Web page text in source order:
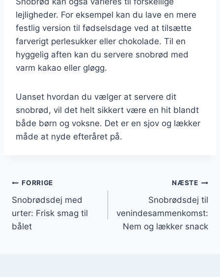
lejligheder. For eksempel kan du lave en mere
festlig version til fødselsdage ved at tilsætte
farverigt perlesukker eller chokolade. Til en
hyggelig aften kan du servere snobrød med
varm kakao eller gløgg.
Uanset hvordan du vælger at servere dit
snobrød, vil det helt sikkert være en hit blandt
både børn og voksne. Det er en sjov og lækker
måde at nyde efteråret på.
Indlægsnavigation
FORRIGE
Snobrødsdej med
urter: Frisk smag til
bålet
NÆSTE
Snobrødsdej til
venindesammenkomst:
Nem og lækker snack